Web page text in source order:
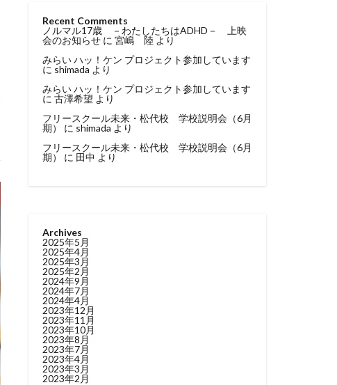
Recent Comments
ノルマル17歳 －わたしたちはADHD－ 上映
会のお知らせ に 宮嶋 陸 より
みらい ハッ！ケン プロジェクト参加しています
に shimada より
みらい ハッ！ケン プロジェクト参加しています
に 古澤希望 より
フリースクール未来・松代校 学校説明会（6月
期）
に shimada より
フリースクール未来・松代校 学校説明会（6月
期）
に 田中 より
Archives
2025年5月
2025年4月
2025年3月
2025年2月
2024年9月
2024年7月
2024年4月
2023年12月
2023年11月
2023年10月
2023年8月
2023年7月
2023年4月
2023年3月
2023年2月